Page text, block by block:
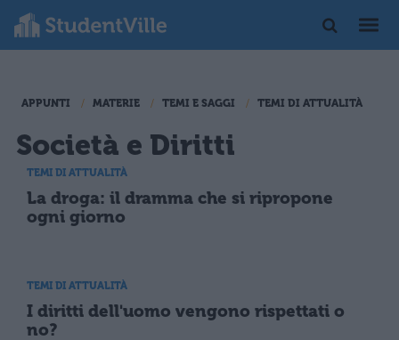
APPUNTI MATERIE TEMI E SAGGI TEMI DI ATTUALITÀ
Società e Diritti
TEMI DI ATTUALITÀ
La droga: il dramma che si ripropone
ogni giorno
TEMI DI ATTUALITÀ
I diritti dell'uomo vengono rispettati o
no?